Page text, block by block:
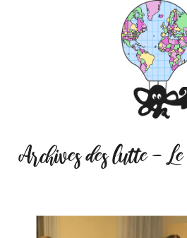
Archives des lutte -